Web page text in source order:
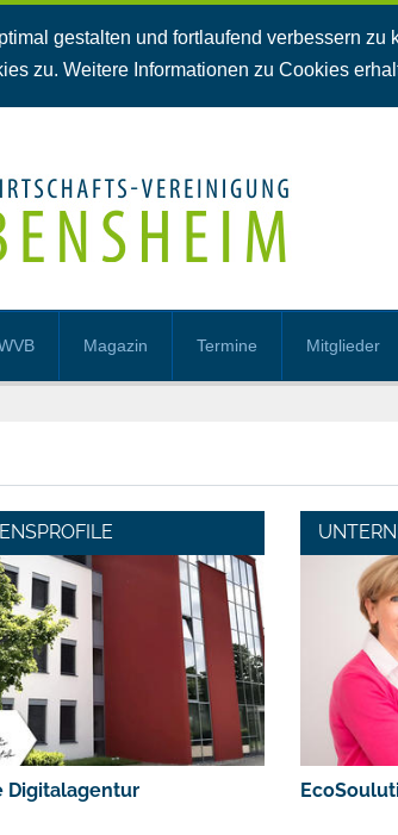
gestalten und fortlaufend verbessern
zu. Weitere Informationen zu Cookies
Magazin Termine Mitglieder
Digitalagentur